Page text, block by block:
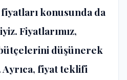
konusunda da
Fiyatlarımız,
düşünerek
fiyat teklifi